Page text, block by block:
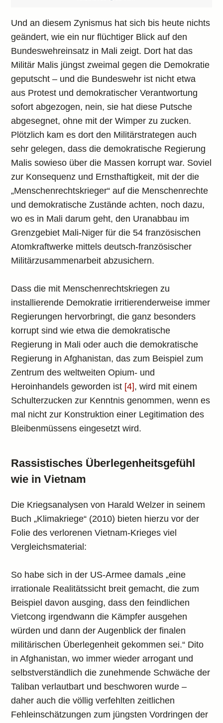
Und an diesem Zynismus hat sich bis heute nichts
geändert, wie ein nur flüchtiger Blick auf den
Bundeswehreinsatz in Mali zeigt. Dort hat das
Militär Malis jüngst zweimal gegen die Demokratie
geputscht – und die Bundeswehr ist nicht etwa
aus Protest und demokratischer Verantwortung
sofort abgezogen, nein, sie hat diese Putsche
abgesegnet, ohne mit der Wimper zu zucken.
Plötzlich kam es dort den Militärstrategen auch
sehr gelegen, dass die demokratische Regierung
Malis sowieso über die Massen korrupt war. Soviel
zur Konsequenz und Ernsthaftigkeit, mit der die
„Menschenrechtskrieger“ auf die Menschenrechte
und demokratische Zustände achten, noch dazu,
wo es in Mali darum geht, den Uranabbau im
Grenzgebiet Mali-Niger für die 54 französischen
Atomkraftwerke mittels deutsch-französischer
Militärzusammenarbeit abzusichern.
Dass die mit Menschenrechtskriegen zu
installierende Demokratie irritierenderweise immer
Regierungen hervorbringt, die ganz besonders
korrupt sind wie etwa die demokratische
Regierung in Mali oder auch die demokratische
Regierung in Afghanistan, das zum Beispiel zum
Zentrum des weltweiten Opium- und
Heroinhandels geworden ist [4], wird mit einem
Schulterzucken zur Kenntnis genommen, wenn es
mal nicht zur Konstruktion einer Legitimation des
Bleibenmüssens eingesetzt wird.
Rassistisches Überlegenheitsgefühl
wie in Vietnam
Die Kriegsanalysen von Harald Welzer in seinem
Buch „Klimakriege“ (2010) bieten hierzu vor der
Folie des verlorenen Vietnam-Krieges viel
Vergleichsmaterial:
So habe sich in der US-Armee damals „eine
irrationale Realitätssicht breit gemacht, die zum
Beispiel davon ausging, dass den feindlichen
Vietcong irgendwann die Kämpfer ausgehen
würden und dann der Augenblick der finalen
militärischen Überlegenheit gekommen sei.“ Dito
in Afghanistan, wo immer wieder arrogant und
selbstverständlich die zunehmende Schwäche der
Taliban verlautbart und beschworen wurde –
daher auch die völlig verfehlten zeitlichen
Fehleinschätzungen zum jüngsten Vordringen der